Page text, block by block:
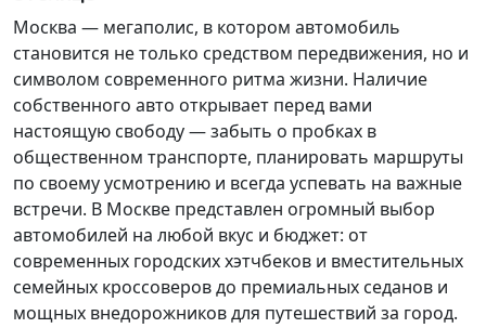
Москва — мегаполис, в котором автомобиль
становится не только средством передвижения, но и
символом современного ритма жизни. Наличие
собственного авто открывает перед вами
настоящую свободу — забыть о пробках в
общественном транспорте, планировать маршруты
по своему усмотрению и всегда успевать на важные
встречи. В Москве представлен огромный выбор
автомобилей на любой вкус и бюджет: от
современных городских хэтчбеков и вместительных
семейных кроссоверов до премиальных седанов и
мощных внедорожников для путешествий за город.